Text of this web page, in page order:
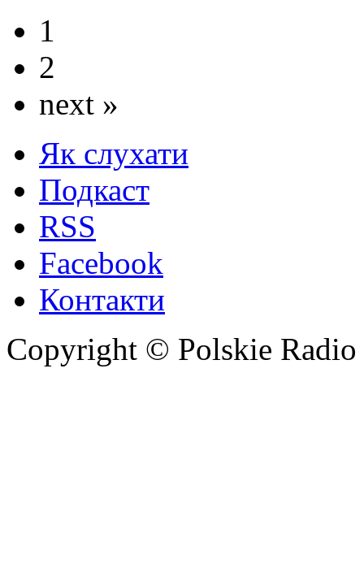
1
2
next »
Як слухати
Подкаст
RSS
Facebook
Контакти
Copyright © Polskie